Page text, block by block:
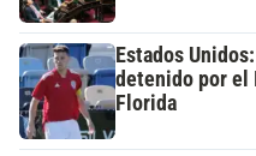
Estados
detenido por el
Florida